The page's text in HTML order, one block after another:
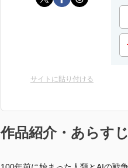
サイトに貼り付ける
作品紹介・あらすじ